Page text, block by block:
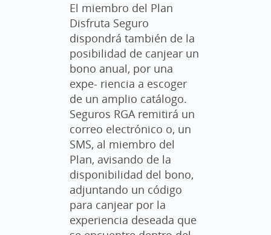
El miembro del Plan
Disfruta Seguro
dispondrá también de la
posibilidad de canjear un
bono anual, por una
expe- riencia a escoger
de un amplio catálogo.
Seguros RGA remitirá un
correo electrónico o, un
SMS, al miembro del
Plan, avisando de la
disponibilidad del bono,
adjuntando un código
para canjear por la
experiencia deseada que